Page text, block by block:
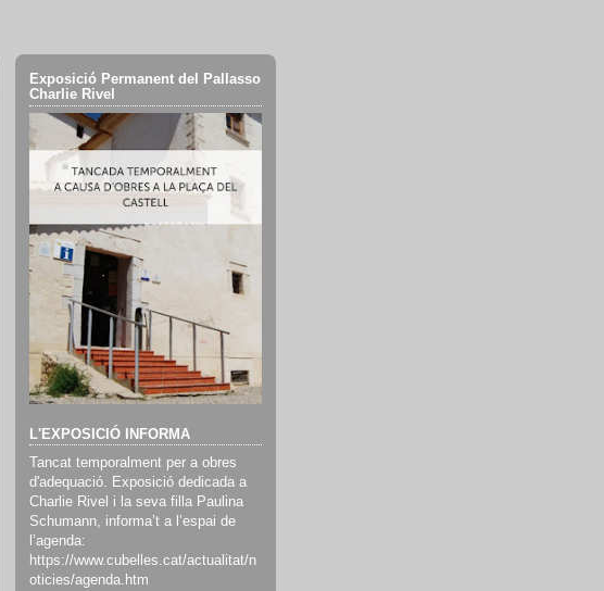
Exposició Permanent del Pallasso
Charlie Rivel
L'EXPOSICIÓ INFORMA
Tancat temporalment per a obres
d'adequació. Exposició dedicada a
Charlie Rivel i la seva filla Paulina
Schumann, informa’t a l’espai de
l’agenda:
https://www.cubelles.cat/actualitat/n
oticies/agenda.htm